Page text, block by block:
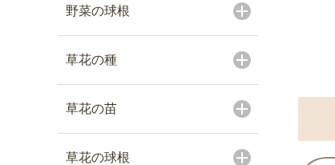
野菜の球根
草花の種
草花の苗
草花の球根